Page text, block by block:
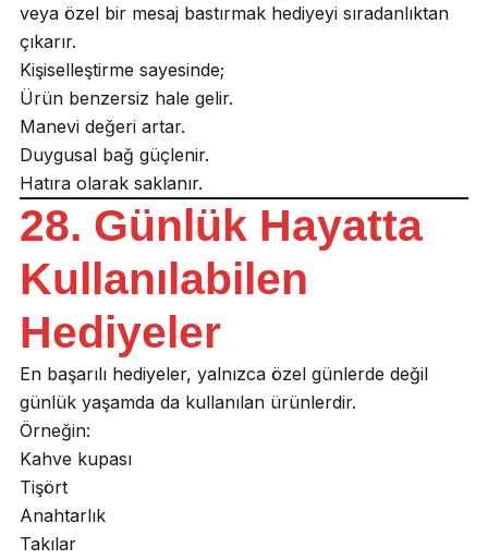
veya özel bir mesaj bastırmak hediyeyi sıradanlıktan
çıkarır.
Kişiselleştirme sayesinde;
Ürün benzersiz hale gelir.
Manevi değeri artar.
Duygusal bağ güçlenir.
Hatıra olarak saklanır.
28. Günlük Hayatta
Kullanılabilen
Hediyeler
En başarılı hediyeler, yalnızca özel günlerde değil
günlük yaşamda da kullanılan ürünlerdir.
Örneğin:
Kahve kupası
Tişört
Anahtarlık
Takılar